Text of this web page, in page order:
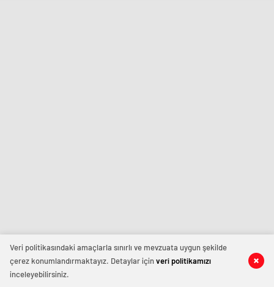
Veri politikasındaki amaçlarla sınırlı ve mevzuata uygun şekilde
çerez konumlandırmaktayız. Detaylar içinveri politikamızı
inceleyebilirsiniz.